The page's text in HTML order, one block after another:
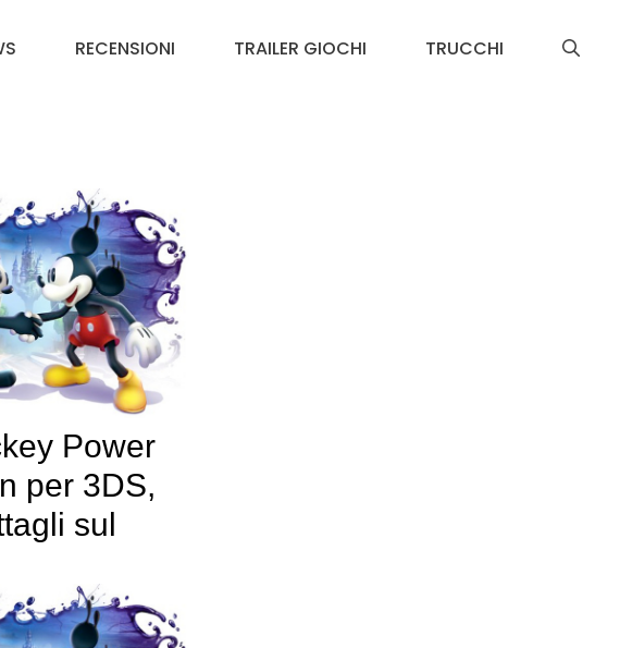
RECENSIONI TRAILER GIOCHI TRUCCHI
Power
per 3DS,
sul